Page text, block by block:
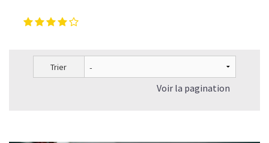
Trier
Voir la pagination